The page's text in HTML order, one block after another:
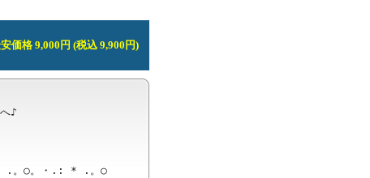
価格 9,000円 (税込 9,900円)
♪
。○。・.: * .。○